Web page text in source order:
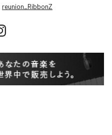
reunion_RibbonZ